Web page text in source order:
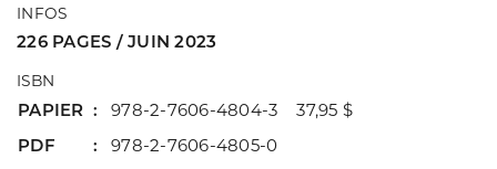
INFOS
226 PAGES / JUIN 2023
ISBN
PAPIER
978-2-7606-4804-3 37,95 $
PDF
978-2-7606-4805-0